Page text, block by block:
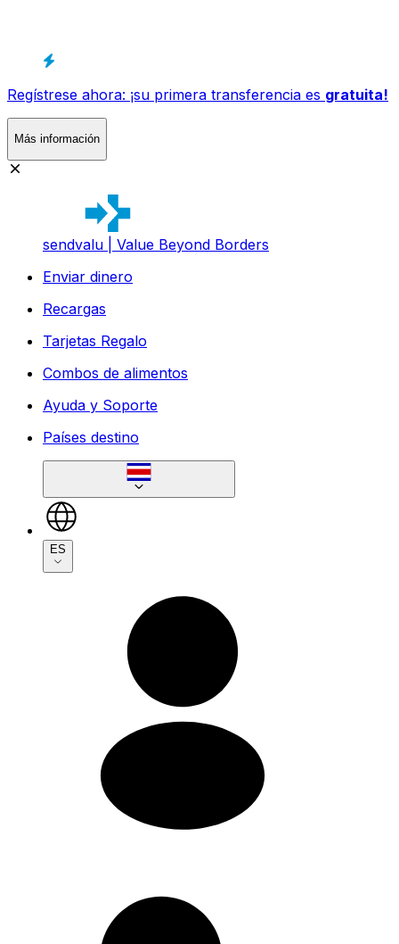
Regístrese ahora: ¡su primera transferencia es gratuita!
Más información
sendvalu | Value Beyond Borders
Enviar dinero
Recargas
Tarjetas Regalo
Combos de alimentos
Ayuda y Soporte
Países destino
ES